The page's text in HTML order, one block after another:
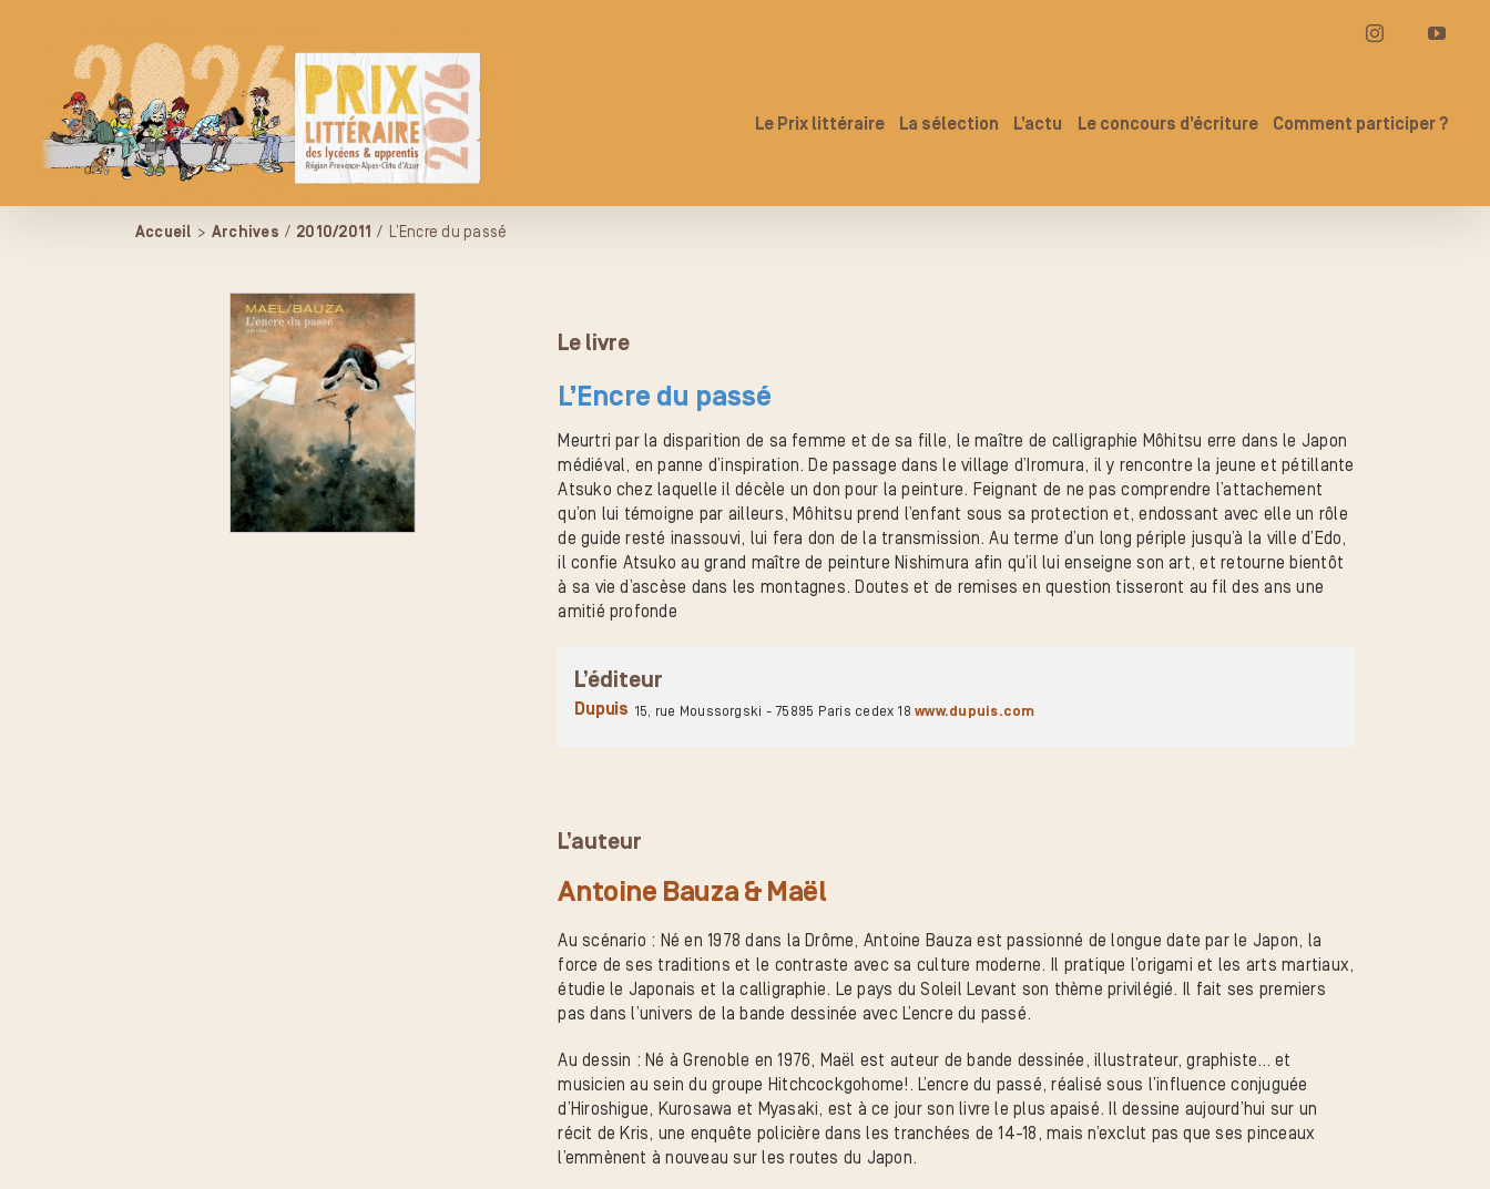
Instagram
Le Prix littéraire La sélection L’actu Le concours d’écriture Comment participer ?
Accueil > Archives / 2010/2011 / L’Encre du passé
Le livre
L’Encre du passé
Meurtri par la disparition de sa femme et de sa fille, le maître de calligraphie Môhitsu erre dans le Japon
médiéval, en panne d’inspiration. De passage dans le village d’Iromura, il y rencontre la jeune et pétillante
Atsuko chez laquelle il décèle un don pour la peinture. Feignant de ne pas comprendre l’attachement
qu’on lui témoigne par ailleurs, Môhitsu prend l’enfant sous sa protection et, endossant avec elle un rôle
de guide resté inassouvi, lui fera don de la transmission. Au terme d’un long périple jusqu’à la ville d’Edo,
il confie Atsuko au grand maître de peinture Nishimura afin qu’il lui enseigne son art, et retourne bientôt
à sa vie d’ascèse dans les montagnes. Doutes et de remises en question tisseront au fil des ans une
amitié profonde
L’éditeur
Dupuis 15, rue Moussorgski - 75895 Paris cedex 18 www.dupuis.com
L’auteur
Antoine Bauza & Maël
Au scénario : Né en 1978 dans la Drôme, Antoine Bauza est passionné de longue date par le Japon, la
force de ses traditions et le contraste avec sa culture moderne. Il pratique l’origami et les arts martiaux,
étudie le Japonais et la calligraphie. Le pays du Soleil Levant son thème privilégié. Il fait ses premiers
pas dans l’univers de la bande dessinée avec L’encre du passé.
Au dessin : Né à Grenoble en 1976, Maël est auteur de bande dessinée, illustrateur, graphiste… et
musicien au sein du groupe Hitchcockgohome!. L’encre du passé, réalisé sous l’influence conjuguée
d’Hiroshigue, Kurosawa et Myasaki, est à ce jour son livre le plus apaisé. Il dessine aujourd’hui sur un
récit de Kris, une enquête policière dans les tranchées de 14-18, mais n’exclut pas que ses pinceaux
l’emmènent à nouveau sur les routes du Japon.